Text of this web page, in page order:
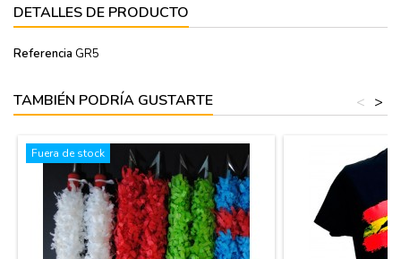
DETALLES DE PRODUCTO
Referencia GR5
TAMBIÉN PODRÍA GUSTARTE >
<
Fuera de stock